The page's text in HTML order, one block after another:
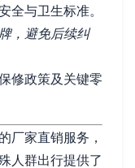
全与卫生标准。
，避免后续纠
修政策及关键零
厂家直销服务，
人群出行提供了